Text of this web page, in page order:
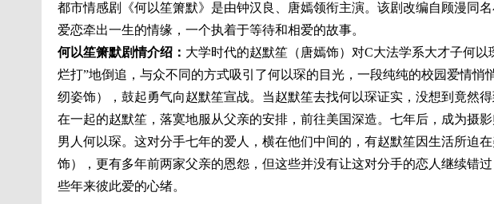
都市情感剧《何以笙箫默》是由钟汉良、唐嫣领衔主演。该剧改编自顾漫同
爱恋牵出一生的情缘，一个执着于等待和相爱的故事。
何以笙箫默剧情介绍： 大学时代的赵默笙（唐嫣饰）对C大法学系大才子何
烂打”地倒追，与众不同的方式吸引了何以琛的目光，一段纯纯的校园爱情
纫姿饰），鼓起勇气向赵默笙宣战。当赵默笙去找何以琛证实，没想到竟然
在一起的赵默笙，落寞地服从父亲的安排，前往美国深造。七年后，成为摄
男人何以琛。这对分手七年的爱人，横在他们中间的，有赵默笙因生活所迫
饰），更有多年前两家父亲的恩怨，但这些并没有让这对分手的恋人继续错
些年来彼此爱的心绪。